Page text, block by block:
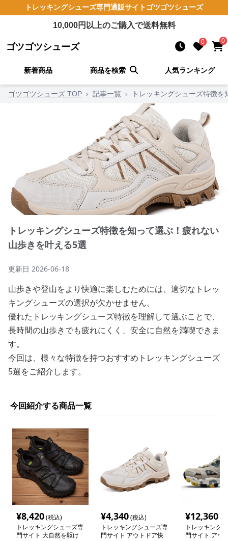
トレッキングシューズ専門通販サイト ゴツゴツシューズ
10,000円以上のご購入で送料無料
ゴツゴツシューズ 0 0
新着商品 商品を検索 人気ランキング
ゴツゴツシューズ TOP › 記事一覧 › トレッキングシューズ特徴
トレッキングシューズ特徴を知って選ぶ！疲れない
山歩きを叶える5選
更新日 2026-06-18
山歩きや登山をより快適に楽しむためには、適切なトレッ
キングシューズの選択が欠かせません。
優れたトレッキングシューズ特徴を理解して選ぶことで、
長時間の山歩きでも疲れにくく、安全に自然を満喫できま
す。
今回は、様々な特徴を持つおすすめトレッキングシューズ
5選をご紹介します。
今回紹介する商品一覧
¥8,420(税込)
トレッキングシューズ専
門サイト 大自然を駆け
¥4,340(税込)
トレッキングシューズ専
門サイト アウトドア快
¥12,360
トレッキング
門サイト アウ